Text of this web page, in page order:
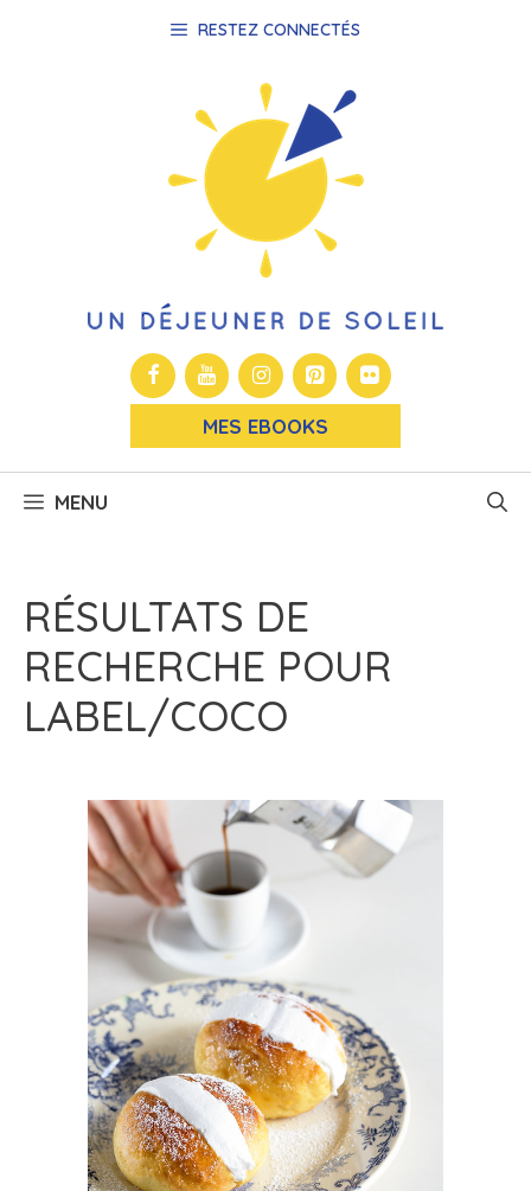
RESTEZ CONNECTÉS
MES EBOOKS
MENU
RÉSULTATS DE
RECHERCHE POUR
LABEL/COCO